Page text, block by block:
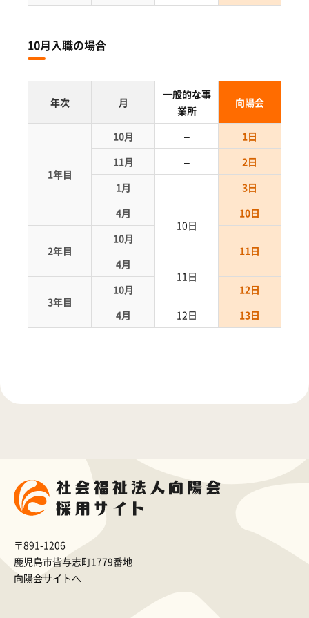
10月入職の場合
年次 月
一般的な事
業所
向陽会
1年目
10月 –
1日
11月
–
2日
1月
–
3日
4月
10日
10日
2年目
10月
11日
4月
11日
3年目
10月
12日
4月
12日 13日
〒891-1206
鹿児島市皆与志町1779番地
向陽会サイトへ